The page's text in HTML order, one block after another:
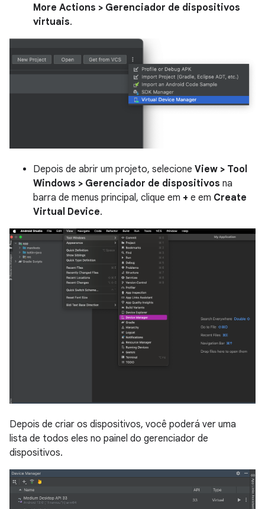
More Actions > Gerenciador de dispositivos
virtuais.
Depois de abrir um projeto, selecione View > Tool
Windows > Gerenciador de dispositivos na
barra de menus principal, clique em + e em Create
Virtual Device.
Depois de criar os dispositivos, você poderá ver uma
lista de todos eles no painel do gerenciador de
dispositivos.